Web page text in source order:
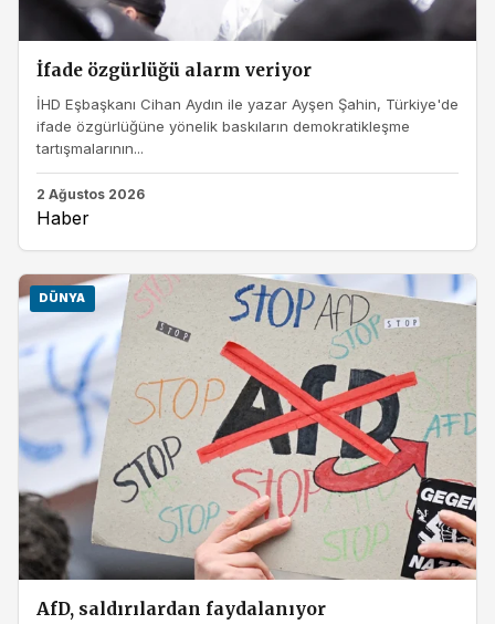
İfade özgürlüğü alarm veriyor
İHD Eşbaşkanı Cihan Aydın ile yazar Ayşen Şahin, Türkiye'de
ifade özgürlüğüne yönelik baskıların demokratikleşme
tartışmalarının...
2 Ağustos 2026
Haber
DÜNYA
AfD, saldırılardan faydalanıyor